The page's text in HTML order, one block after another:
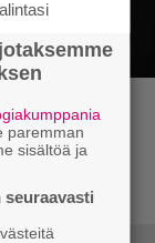
–
paremman
sisältöä ja